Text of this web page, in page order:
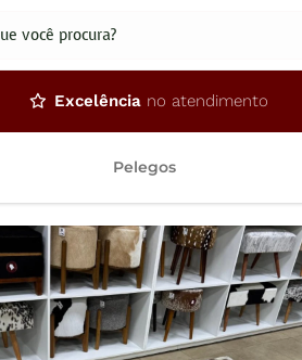
Excelência no atendimento
Pelegos